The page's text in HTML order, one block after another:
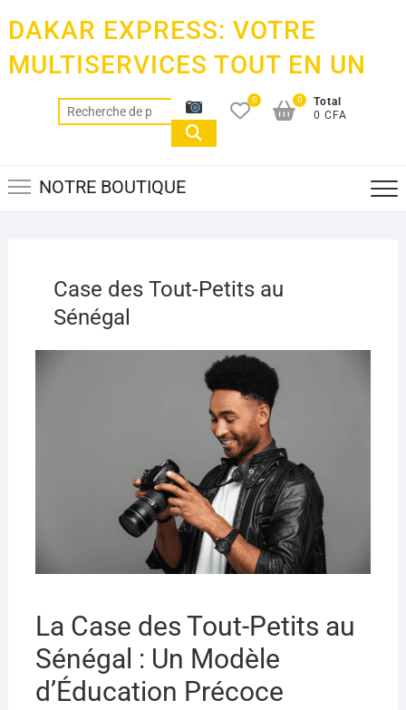
content
DAKAR EXPRESS: VOTRE
MULTISERVICES TOUT EN UN
Recherche
pour :
0
Total
0 CFA
0
NOTRE BOUTIQUE
Case des Tout-Petits au
Sénégal
La Case des Tout-Petits au
Sénégal : Un Modèle
d’Éducation Précoce